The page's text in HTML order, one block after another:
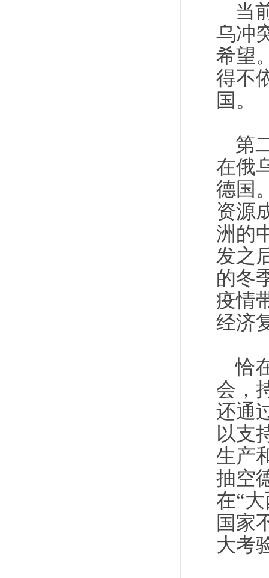
当
乌冲
希望
得不
国。
第
在俄
德国
资源
洲的
发之
的冬
疫情
经济
恰
会，
还通
以支
生产
抽空
在“
国家
大考